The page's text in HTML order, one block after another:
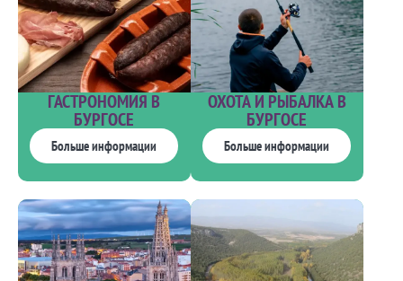
ГАСТРОНОМИЯ В
БУРГОСЕ
Больше информации
ОХОТА И РЫБАЛКА В
БУРГОСЕ
Больше информации